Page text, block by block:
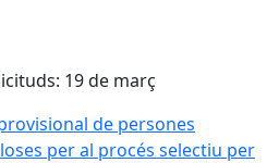
19 de març
de persones
per al procés selectiu per